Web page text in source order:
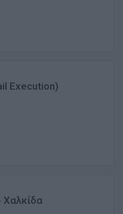
Execution)